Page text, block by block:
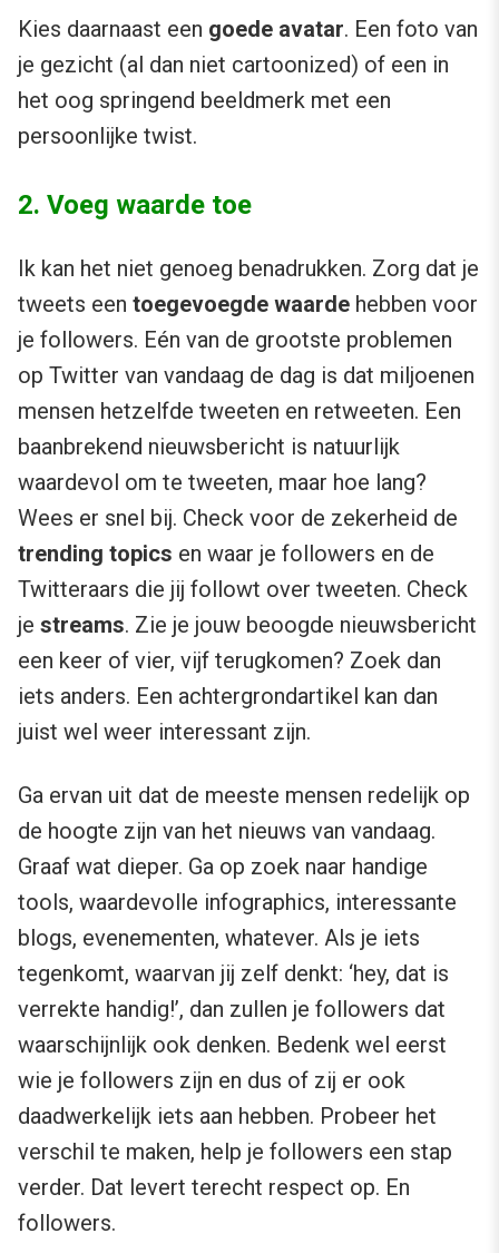
Kies daarnaast een goede avatar. Een foto van
je gezicht (al dan niet cartoonized) of een in
het oog springend beeldmerk met een
persoonlijke twist.
2. Voeg waarde toe
Ik kan het niet genoeg benadrukken. Zorg dat je
tweets een toegevoegde waarde hebben voor
je followers. Eén van de grootste problemen
op Twitter van vandaag de dag is dat miljoenen
mensen hetzelfde tweeten en retweeten. Een
baanbrekend nieuwsbericht is natuurlijk
waardevol om te tweeten, maar hoe lang?
Wees er snel bij. Check voor de zekerheid de
trending topics en waar je followers en de
Twitteraars die jij followt over tweeten. Check
je streams. Zie je jouw beoogde nieuwsbericht
een keer of vier, vijf terugkomen? Zoek dan
iets anders. Een achtergrondartikel kan dan
juist wel weer interessant zijn.
Ga ervan uit dat de meeste mensen redelijk op
de hoogte zijn van het nieuws van vandaag.
Graaf wat dieper. Ga op zoek naar handige
tools, waardevolle infographics, interessante
blogs, evenementen, whatever. Als je iets
tegenkomt, waarvan jij zelf denkt: ‘hey, dat is
verrekte handig!’, dan zullen je followers dat
waarschijnlijk ook denken. Bedenk wel eerst
wie je followers zijn en dus of zij er ook
daadwerkelijk iets aan hebben. Probeer het
verschil te maken, help je followers een stap
verder. Dat levert terecht respect op. En
followers.